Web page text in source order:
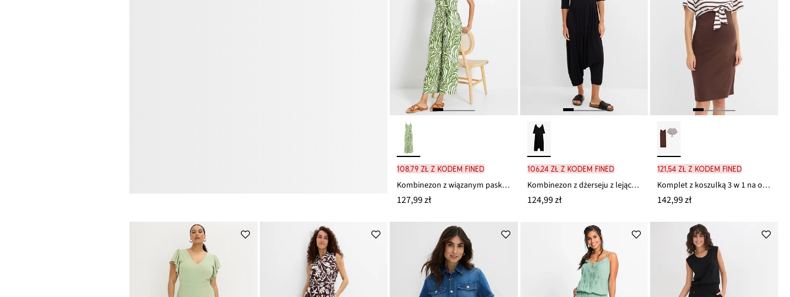
108,79 zł z kodem FINED
Kombinezon z wiązanym paskiem
127,99 zł
106,24 zł z kodem FINED
Kombinezon z dżerseju z lejącej mieszanki wiskozy
124,99 zł
121,54 zł z kodem FINED
Komplet z koszulką 3 w 1 na okres ciąży i karmienia (komplet 2-cz.)
142,99 zł